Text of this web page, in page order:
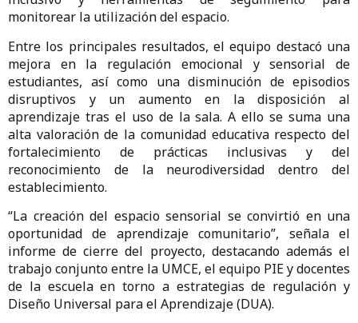
monitorear la utilización del espacio.
Entre los principales resultados, el equipo destacó una
mejora en la regulación emocional y sensorial de
estudiantes, así como una disminución de episodios
disruptivos y un aumento en la disposición al
aprendizaje tras el uso de la sala. A ello se suma una
alta valoración de la comunidad educativa respecto del
fortalecimiento de prácticas inclusivas y del
reconocimiento de la neurodiversidad dentro del
establecimiento.
“La creación del espacio sensorial se convirtió en una
oportunidad de aprendizaje comunitario”, señala el
informe de cierre del proyecto, destacando además el
trabajo conjunto entre la UMCE, el equipo PIE y docentes
de la escuela en torno a estrategias de regulación y
Diseño Universal para el Aprendizaje (DUA).